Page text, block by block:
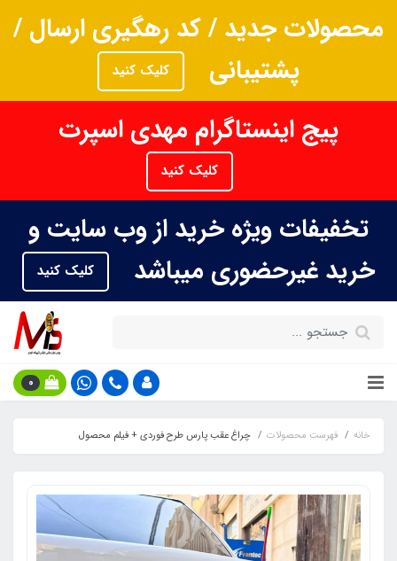
محصولات جدید / کد رهگیری ارسال /
پشتیبانی
کلیک کنید
پیج اینستاگرام مهدی اسپرت
کلیک کنید
تخفیفات ویژه خرید از وب سایت و
خرید غیرحضوری میباشد
کلیک کنید
0
خانه فهرست محصولات چراغ عقب پارس طرح فوردی + فیلم محصول